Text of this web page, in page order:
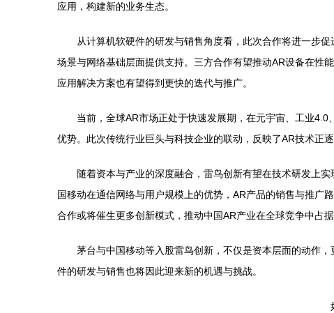
应用，构建新的业务生态。
从计算机软硬件的研发与销售角度看，此次合作将进一步
场景与网络基础层面提供支持。三方合作有望推动AR设备在性
应用解决方案也有望得到更快的迭代与推广。
当前，全球AR市场正处于快速发展期，在元宇宙、工业
优势。此次传统行业巨头与科技企业的联动，反映了AR技术正
随着资本与产业的深度融合，雷鸟创新有望在技术研发上
国移动在通信网络与用户规模上的优势，AR产品的销售与推广
合作或将催生更多创新模式，推动中国AR产业在全球竞争中占据
茅台与中国移动等入股雷鸟创新，不仅是资本层面的动作
件的研发与销售也将因此迎来新的机遇与挑战。